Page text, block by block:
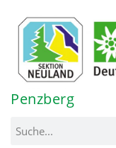
springen
Penzberg